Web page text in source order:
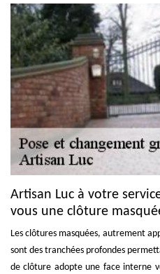
Artisan Luc à votre
vous une clôture
Les clôtures masquées, autrement
sont des tranchées profondes
de clôture adopte une face interne